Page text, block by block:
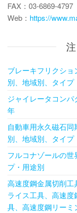
FAX：03-6869-4797
Web： https://
ブレーキフリクシ
別、地域別、タイプ
ジャイレータコンパ
年
自動車用永久磁石
別、地域別、タイプ
フルコナゾールの
プ・用途別
高速度鋼金属切削工
ライス工具、高速
具、高速度鋼リー